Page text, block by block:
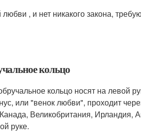
, и нет никакого закона,
кольцо
кольцо носят на левой
или "венок любви", проходит
Великобритания, Ирландия,
руке.